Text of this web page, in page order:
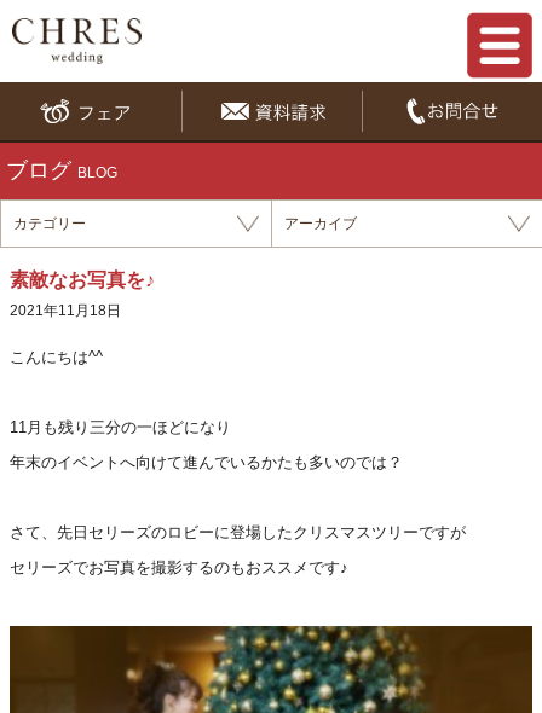
ブログ BLOG
カテゴリー アーカイブ
素敵なお写真を♪
2021年11月18日
こんにちは^^
11月も残り三分の一ほどになり
年末のイベントへ向けて進んでいるかたも多いのでは？
さて、先日セリーズのロビーに登場したクリスマスツリーですが
セリーズでお写真を撮影するのもおススメです♪